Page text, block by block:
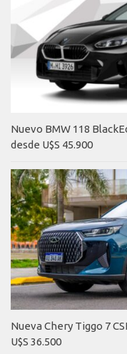
Nuevo BMW 118
desde U$S 45.900
Nueva Chery Tiggo 7
U$S 36.500